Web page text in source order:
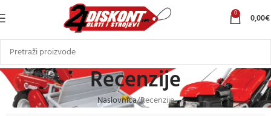
0 0,00€
Recenzije
Naslovnica Recenzije